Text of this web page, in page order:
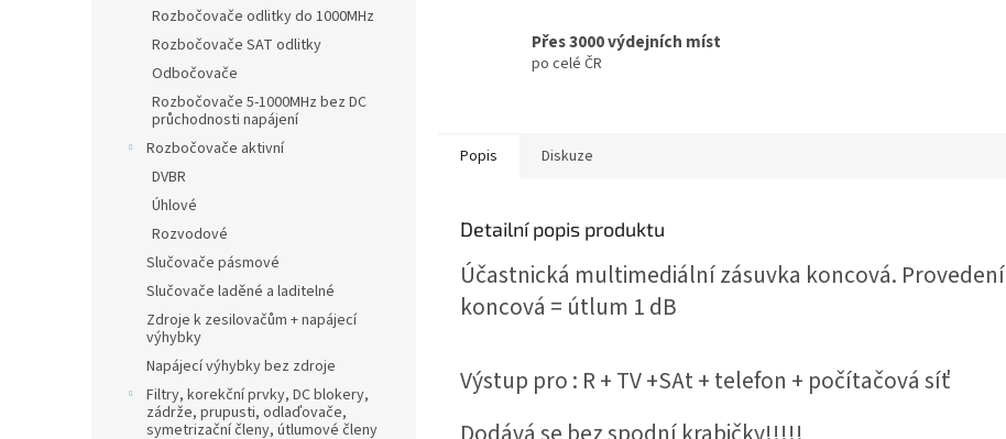
Rozbočovače odlitky do 1000MHz
Rozbočovače SAT odlitky
Odbočovače
Rozbočovače 5-1000MHz bez DC
průchodnosti napájení
Rozbočovače aktivní
DVBR
Úhlové
Rozvodové
Slučovače pásmové
Slučovače laděné a laditelné
Zdroje k zesilovačům + napájecí
výhybky
Napájecí výhybky bez zdroje
Filtry, korekční prvky, DC blokery,
zádrže, prupusti, odlaďovače,
symetrizační členy, útlumové členy
Přes 3000 výdejních míst
po celé ČR
Popis Diskuze
Detailní popis produktu
Účastnická multimediální zásuvka koncová. Provedení
koncová = útlum 1 dB
Výstup pro : R + TV +SAt + telefon + počítačová síť